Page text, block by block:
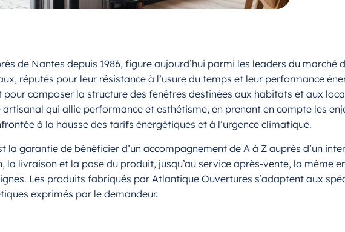
de Nantes depuis 1986, figure aujourd’hui parmi les leaders du marché
réputés pour leur résistance à l’usure du temps et leur performance
composer la structure des fenêtres destinées aux habitats et aux
qui allie performance et esthétisme, en prenant en compte les
à la hausse des tarifs énergétiques et à l’urgence climatique.
la garantie de bénéficier d’un accompagnement de A à Z auprès d’un
la livraison et la pose du produit, jusqu’au service après-vente, la même
Les produits fabriqués par Atlantique Ouvertures s’adaptent aux
exprimés par le demandeur.